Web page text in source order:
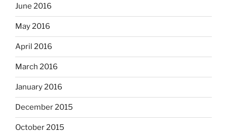
June 2016
May 2016
April 2016
March 2016
January 2016
December 2015
October 2015